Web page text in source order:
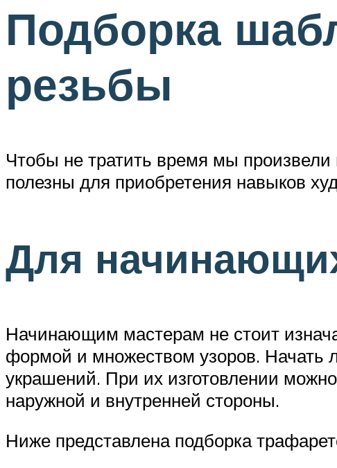
Подборка
резьбы
Чтобы не тратить время мы
полезны для приобретения навыков
Для
Начинающим мастерам не стоит
формой и множеством узоров. Начать
украшений. При их изготовлении
наружной и внутренней стороны.
Ниже представлена подборка